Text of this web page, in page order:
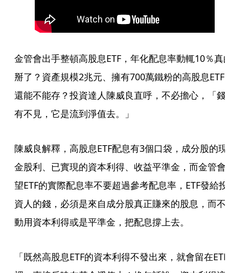
金管會出手整頓高股息ETF，年化配息率動輒10％真
掰了？資產規模2兆元、擁有700萬鐵粉的高股息ETF
還能不能存？投資達人陳威良直呼，不必擔心，「錢
有不見，它是流到淨值去。」
陳威良解釋，高股息ETF配息有3個口袋，成分股的現
金股利、已實現的資本利得、收益平準金，而金管會
望ETF的實際配息率不要超過參考配息率，ETF發給投
資人的錢，必須是來自成分股真正賺來的股息，而不
動用資本利得或是平準金，把配息撐上去。
「既然高股息ETF的資本利得不發出來，就會留在ETF